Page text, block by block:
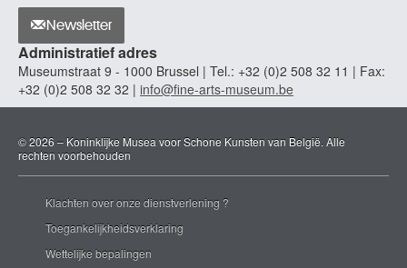
Newsletter
Administratief adres
Museumstraat 9 - 1000 Brussel | Tel.: +32 (0)2 508 32 11 | Fax:
+32 (0)2 508 32 32 | info@fine-arts-museum.be
© 2026 – Koninklijke Musea voor Schone Kunsten van België. Alle
rechten voorbehouden
Klachten over onze dienstverlening ?
Toegankelijkheidsverklaring
Wettelijke bepalingen